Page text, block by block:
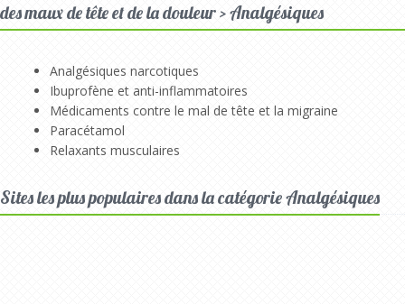
des maux de tête et de la douleur > Analgésiques
Analgésiques narcotiques
Ibuprofène et anti-inflammatoires
Médicaments contre le mal de tête et la migraine
Paracétamol
Relaxants musculaires
Sites les plus populaires dans la catégorie Analgésiques